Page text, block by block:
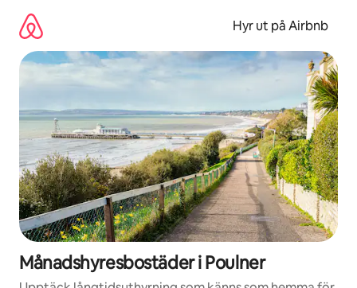
innehåll
Hyr ut på Airbnb
Månadshyresbostäder i Poulner